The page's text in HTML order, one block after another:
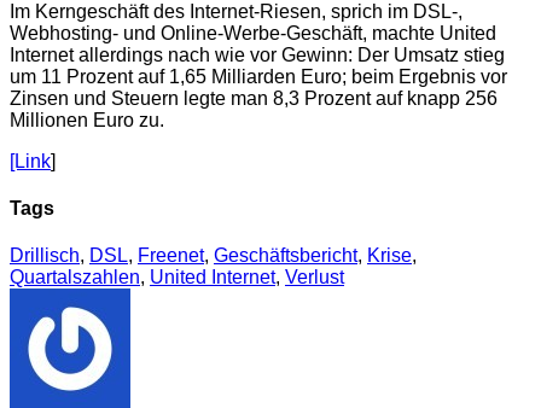
Im Kerngeschäft des Internet-Riesen, sprich im DSL-,
Webhosting- und Online-Werbe-Geschäft, machte United
Internet allerdings nach wie vor Gewinn: Der Umsatz stieg
um 11 Prozent auf 1,65 Milliarden Euro; beim Ergebnis vor
Zinsen und Steuern legte man 8,3 Prozent auf knapp 256
Millionen Euro zu.
[Link]
Tags
Drillisch, DSL, Freenet, Geschäftsbericht, Krise,
Quartalszahlen, United Internet, Verlust